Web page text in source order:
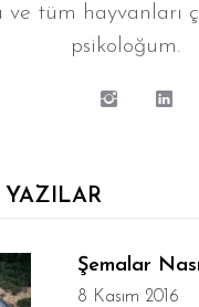
ve tüm hayvanları
psikoloğum.
YAZILAR
Şemalar
8 Kasım 2016